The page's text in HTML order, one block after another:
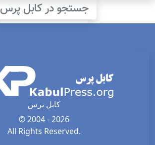
جستجو در کابل پرس
کابل پرس
© 2004 - 2026
All Rights Reserved.